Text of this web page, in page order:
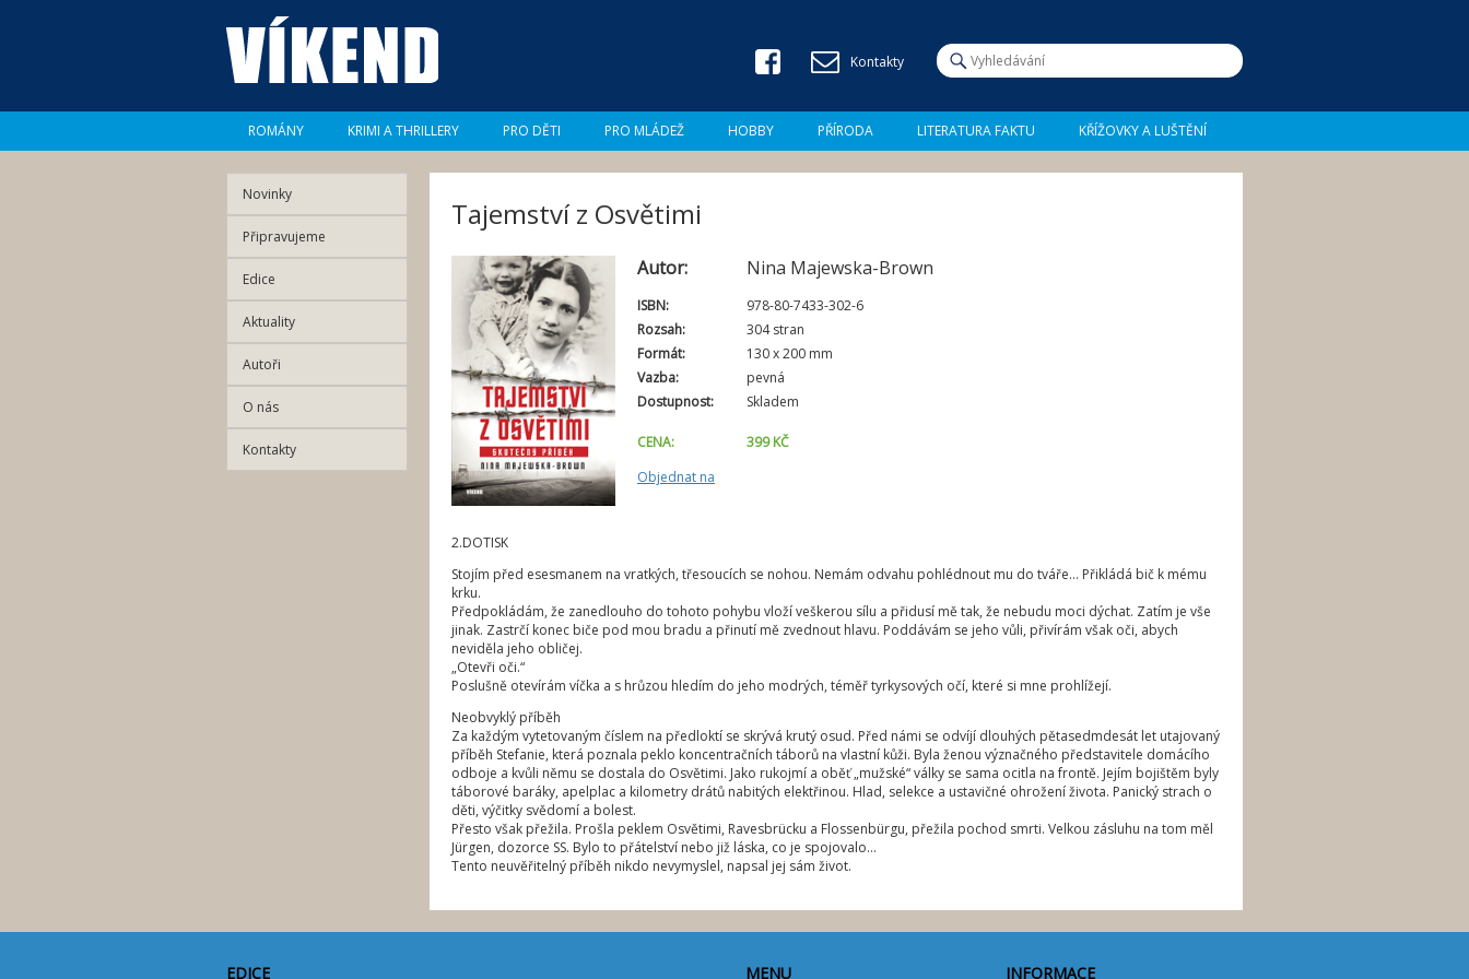
V
y
H
l
d
a
Kontakty
ROMÁNY KRIMI A THRILLERY PRO DĚTI PRO MLÁDEŽ HOBBY PŘÍRODA LITERATURA FAKTU KŘÍŽOVKY A LUŠTĚNÍ
Tajemství z Osvětimi
Autor: Nina Majewska-Brown
ISBN:
978-80-7433-302-6
Rozsah:
304 stran
Formát:
130 x 200 mm
Vazba:
pevná
Dostupnost:
Skladem
CENA:
399 KČ
Objednat na
2.DOTISK
Stojím před esesmanem na vratkých, třesoucích se nohou. Nemám odvahu pohlédnout mu do tváře… Přikládá bič k mému
krku.
Předpokládám, že zanedlouho do tohoto pohybu vloží veškerou sílu a přidusí mě tak, že nebudu moci dýchat. Zatím je vše
jinak. Zastrčí konec biče pod mou bradu a přinutí mě zvednout hlavu. Poddávám se jeho vůli, přivírám však oči, abych
neviděla jeho obličej.
„Otevři oči.“
Poslušně otevírám víčka a s hrůzou hledím do jeho modrých, téměř tyrkysových očí, které si mne prohlížejí.
Neobvyklý příběh
Za každým vytetovaným číslem na předloktí se skrývá krutý osud. Před námi se odvíjí dlouhých pětasedmdesát let utajovaný
příběh Stefanie, která poznala peklo koncentračních táborů na vlastní kůži. Byla ženou význačného představitele domácího
odboje a kvůli němu se dostala do Osvětimi. Jako rukojmí a oběť „mužské“ války se sama ocitla na frontě. Jejím bojištěm byly
táborové baráky, apelplac a kilometry drátů nabitých elektřinou. Hlad, selekce a ustavičné ohrožení života. Panický strach o
děti, výčitky svědomí a bolest.
Přesto však přežila. Prošla peklem Osvětimi, Ravesbrücku a Flossenbürgu, přežila pochod smrti. Velkou zásluhu na tom měl
Jürgen, dozorce SS. Bylo to přátelství nebo již láska, co je spojovalo…
Tento neuvěřitelný příběh nikdo nevymyslel, napsal jej sám život.
Novinky
Připravujeme
Edice
Aktuality
Autoři
O nás
Kontakty
EDICE MENU INFORMACE